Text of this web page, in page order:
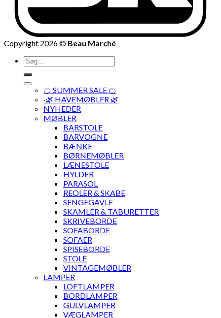
Copyright 2026 © Beau Marché
Søg
efter:
🍊 SUMMER SALE 🍊
·🌿 HAVEMØBLER 🌿
NYHEDER
MØBLER
BARSTOLE
BARVOGNE
BÆNKE
BØRNEMØBLER
LÆNESTOLE
HYLDER
PARASOL
REOLER & SKABE
SENGEGAVLE
SKAMLER & TABURETTER
SKRIVEBORDE
SOFABORDE
SOFAER
SPISEBORDE
STOLE
VINTAGEMØBLER
LAMPER
LOFTLAMPER
BORDLAMPER
GULVLAMPER
VÆGLAMPER